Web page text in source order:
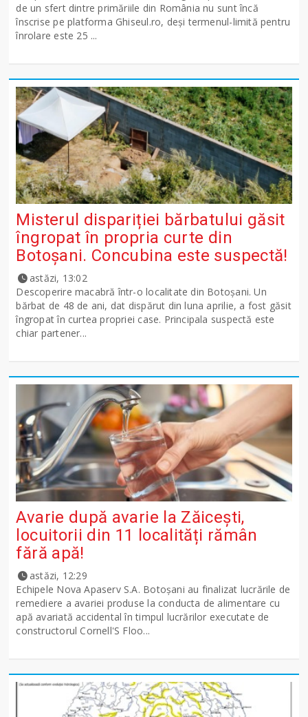
de un sfert dintre primăriile din România nu sunt încă
înscrise pe platforma Ghiseul.ro, deși termenul-limită pentru
înrolare este 25 ...
Misterul dispariției bărbatului găsit
îngropat în propria curte din
Botoșani. Concubina este suspectă!
astăzi, 13:02
Descoperire macabră într-o localitate din Botoșani. Un
bărbat de 48 de ani, dat dispărut din luna aprilie, a fost găsit
îngropat în curtea propriei case. Principala suspectă este
chiar partener...
Avarie după avarie la Zăicești,
locuitorii din 11 localități rămân
fără apă!
astăzi, 12:29
Echipele Nova Apaserv S.A. Botoșani au finalizat lucrările de
remediere a avariei produse la conducta de alimentare cu
apă avariată accidental în timpul lucrărilor executate de
constructorul Cornell'S Floo...